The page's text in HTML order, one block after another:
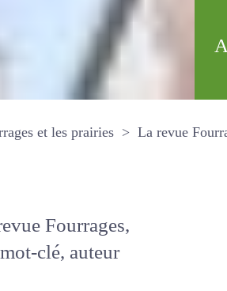
et les prairies La
par